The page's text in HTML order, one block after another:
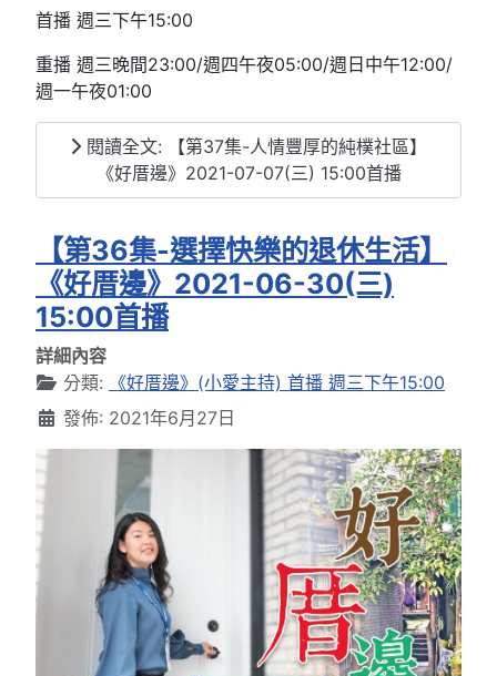
首播 週三下午15:00
重播 週三晚間23:00/週四午夜05:00/週日中午12:00/
週一午夜01:00
閱讀全文: 【第37集-人情豐厚的純樸社區】
《好厝邊》2021-07-07(三) 15:00首播
【第36集-選擇快樂的退休生活】
《好厝邊》2021-06-30(三)
15:00首播
詳細內容
分類:
《好厝邊》(小愛主持) 首播 週三下午15:00
發佈: 2021年6月27日